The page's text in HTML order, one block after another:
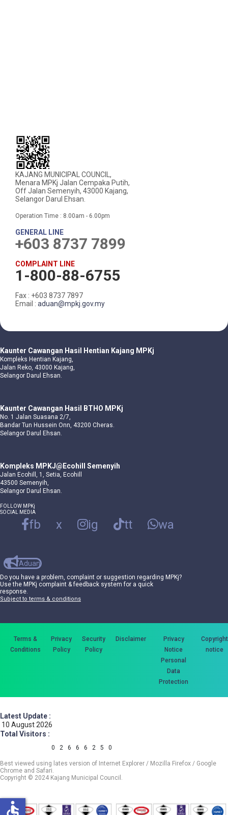
KAJANG MUNICIPAL COUNCIL,
Menara MPKj Jalan Cempaka Putih,
Off Jalan Semenyih, 43000 Kajang,
Selangor Darul Ehsan.
Operation Time : 8.00am - 6.00pm
GENERAL LINE
+603 8737 7899
COMPLAINT LINE
1-800-88-6755
Fax : +603 8737 7897
Email : aduan@mpkj.gov.my
Kaunter Cawangan Hasil Hentian Kajang MPKj
Kompleks Hentian Kajang,
Jalan Reko, 43000 Kajang,
Selangor Darul Ehsan.
Kaunter Cawangan Hasil BTHO MPKj
No. 1 Jalan Suasana 2/7,
Bandar Tun Hussein Onn, 43200 Cheras.
Selangor Darul Ehsan.
Kompleks MPKJ@Ecohill Semenyih
Jalan Ecohill, 1, Setia, Ecohill
43500 Semenyih,
Selangor Darul Ehsan.
FOLLOW MPKj
SOCIAL MEDIA
fb x ig tt wa
Aduan
Do you have a problem, complaint or suggestion regarding MPKj?
Use the MPKj complaint & feedback system for a quick
response.
Subject to terms & conditions
Terms &
Conditions
Privacy
Policy
Security
Policy
Disclaimer
Privacy
Notice
Personal
Data
Protection
Copyright
notice
Latest Update :
10 August 2026
Total Visitors :
0 2 6 6 6 2 5 0
Best viewed using lates version of Internet Explorer / Mozilla Firefox / Google
Chrome and Safari.
Copyright © 2024 Kajang Municipal Council.
accessible